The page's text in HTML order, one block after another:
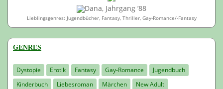
Dana, Jahrgang ’88
Lieblingsgenres: Jugendbücher, Fantasy, Thriller, Gay-Romance/-Fantasy
GENRES
Dystopie Erotik Fantasy Gay-Romance
Jugendbuch
Kinderbuch
Liebesroman Märchen
New Adult